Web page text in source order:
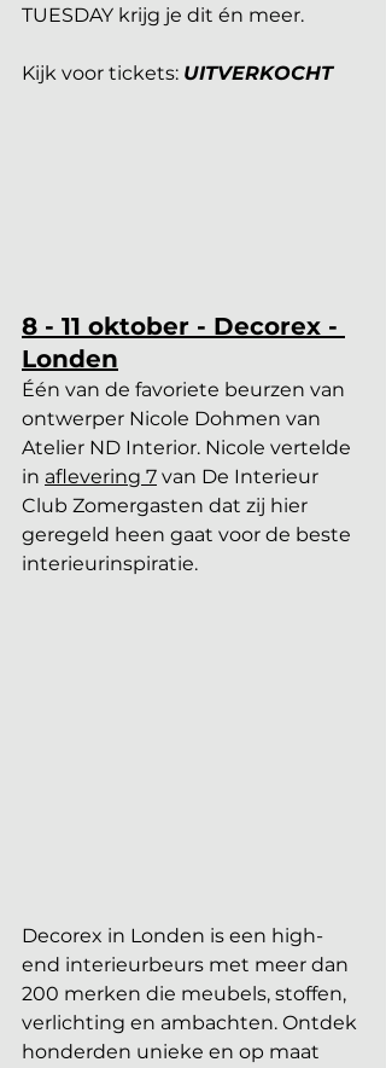
TUESDAY krijg je dit én meer.
Kijk voor tickets: UITVERKOCHT
8 - 11 oktober - Decorex -
Londen
Één van de favoriete beurzen van
ontwerper Nicole Dohmen van
Atelier ND Interior. Nicole vertelde
in aflevering 7 van De Interieur
Club Zomergasten dat zij hier
geregeld heen gaat voor de beste
interieurinspiratie.
Decorex in Londen is een high-
end interieurbeurs met meer dan
200 merken die meubels, stoffen,
verlichting en ambachten. Ontdek
honderden unieke en op maat